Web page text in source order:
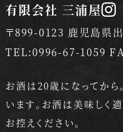
有限会社 三浦屋
〒899-0123 鹿児島県
TEL:0996-67-1059
お酒は20歳になってか
います。 お酒は美味しく
お控えください。